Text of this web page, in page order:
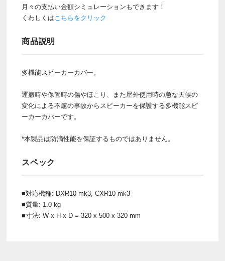
月々の支払い金額シミュレーションもできます！
くわしくはこちらをクリック
商品説明
多機能スピーカーカバー。
運搬時や保管時の傷やほこり、また屋外使用時の急な天候の
変化による不慮の事故からスピーカーを保護する多機能スピ
ーカーカバーです。
*本製品は防滴性能を保証するものではありません。
スペック
■対応機種: DXR10 mk3, CXR10 mk3
■質量: 1.0 kg
■寸法: W x H x D = 320 x 500 x 320 mm